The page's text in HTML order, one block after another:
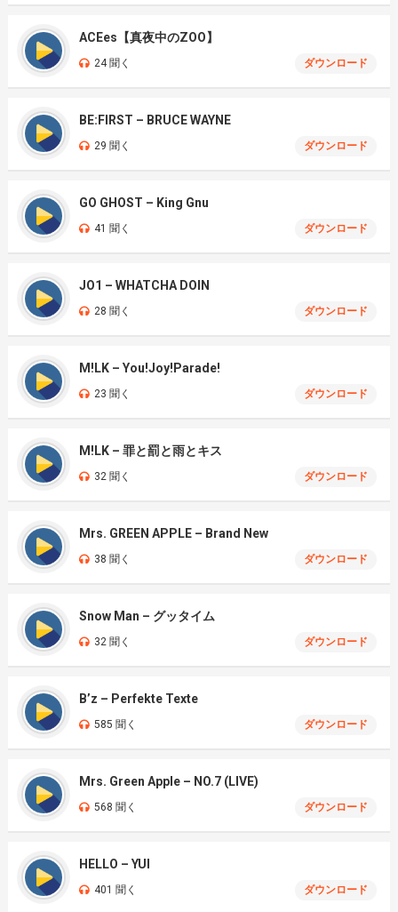
ACEes【真夜中のZOO】
24 聞く ダウンロード
BE:FIRST – BRUCE WAYNE
29 聞く ダウンロード
GO GHOST – King Gnu
41 聞く ダウンロード
JO1 – WHATCHA DOIN
28 聞く ダウンロード
M!LK – You!Joy!Parade!
23 聞く ダウンロード
M!LK – 罪と罰と雨とキス
32 聞く ダウンロード
Mrs. GREEN APPLE – Brand New
38 聞く ダウンロード
Snow Man – グッタイム
32 聞く ダウンロード
B’z – Perfekte Texte
585 聞く ダウンロード
Mrs. Green Apple – NO.7 (LIVE)
568 聞く ダウンロード
HELLO – YUI
401 聞く ダウンロード